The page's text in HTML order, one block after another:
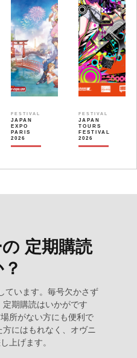
FESTIVAL
JAPAN
EXPO
PARIS
2026
FESTIVAL
JAPAN
TOURS
FESTIVAL
2026
定期購読
ています。毎号欠かさず
期購読はいかがです
所がない方にも便利で
にはもれなく、オヴニ
上げます。